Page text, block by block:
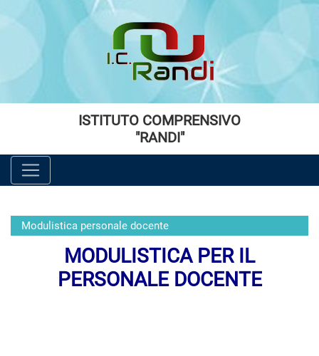
Vai al menù principale
Vai al menù secondario
ISTITUTO COMPRENSIVO
"RANDI"
Modulistica personale docente
MODULISTICA PER IL
PERSONALE DOCENTE